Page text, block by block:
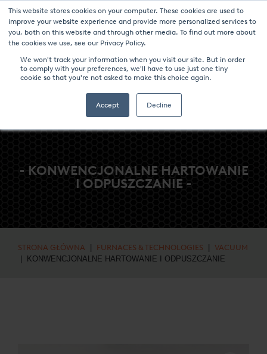
This website stores cookies on your computer. These cookies are used to
improve your website experience and provide more personalized services to
you, both on this website and through other media. To find out more about
the cookies we use, see our Privacy Policy.
We won't track your information when you visit our site. But in order
to comply with your preferences, we'll have to use just one tiny
cookie so that you're not asked to make this choice again.
Accept Decline
NOWOŚCI I WYDARZENIA CENTRUM MEDIÓWKARIERA
KONTAKT
- KONWENCJONALNE HARTOWANIE
I ODPUSZCZANIE -
STRONA GŁÓWNA FURNACES & TECHNOLOGIES
VACUUM
| KONWENCJONALNE HARTOWANIE I ODPUSZCZANIE